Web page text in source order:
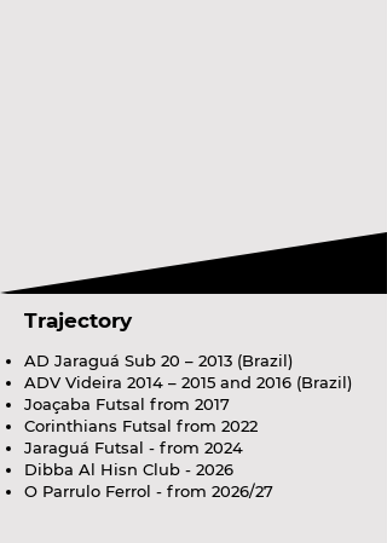
Trajectory
AD Jaraguá Sub 20 – 2013 (Brazil)
ADV Videira 2014 – 2015 and 2016 (Brazil)
Joaçaba Futsal from 2017
Corinthians Futsal from 2022
Jaraguá Futsal - from 2024
Dibba Al Hisn Club - 2026
O Parrulo Ferrol - from 2026/27